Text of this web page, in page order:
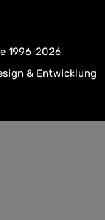
1996-2026
& Entwicklung